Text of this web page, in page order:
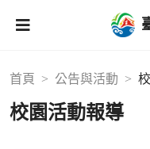
首頁 公告與活動
校園活動報導